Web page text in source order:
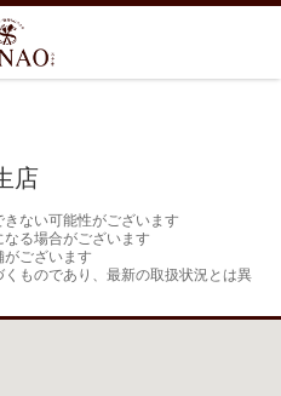
店
ない可能性がございます
る場合がございます
ございます
ものであり、最新の取扱状況とは異